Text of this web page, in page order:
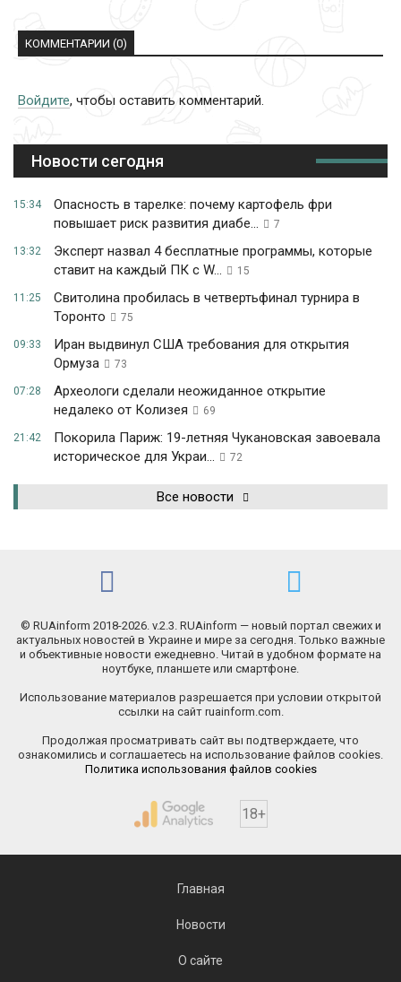
КОММЕНТАРИИ (0)
Войдите, чтобы оставить комментарий.
Новости сегодня
15:34
Опасность в тарелке: почему картофель фри
повышает риск развития диабе...
7
13:32
Эксперт назвал 4 бесплатные программы, которые
ставит на каждый ПК с W...
15
11:25
Свитолина пробилась в четвертьфинал турнира в
Торонто
75
09:33
Иран выдвинул США требования для открытия
Ормуза
73
07:28
Археологи сделали неожиданное открытие
недалеко от Колизея
69
21:42
Покорила Париж: 19-летняя Чукановская завоевала
историческое для Украи...
72
Все новости
© RUAinform 2018-2026. v.2.3. RUAinform — новый портал свежих и
актуальных новостей в Украине и мире за сегодня. Только важные
и объективные новости ежедневно. Читай в удобном формате на
ноутбуке, планшете или смартфоне.
Использование материалов разрешается при условии открытой
ссылки на сайт ruainform.com.
Продолжая просматривать сайт вы подтверждаете, что
ознакомились и соглашаетесь на использование файлов cookies.
Политика использования файлов cookies
18+
Главная
Новости
О сайте